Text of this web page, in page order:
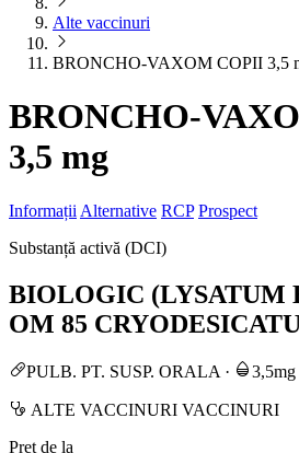
Alte vaccinuri
BRONCHO-VAXOM COPII 3,5
BRONCHO-
3,5 mg
Informații Alternative RCP Prospect
Substanță activă (DCI)
BIOLOGIC (LYSATUM
OM 85
PULB. PT. SUSP. ORALA · 3,5mg
ALTE VACCINURI VACCINURI
Preț de la